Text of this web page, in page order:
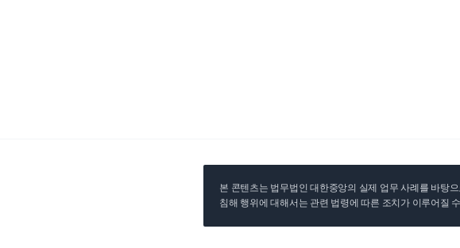
본 콘텐츠는 법무법인 대한중앙의 실제 업무 사례를 바탕
침해 행위에 대해서는 관련 법령에 따른 조치가 이루어질